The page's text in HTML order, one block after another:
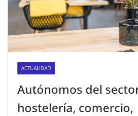
ACTUALIDAD
Autónomos del
hostelería, comercio,